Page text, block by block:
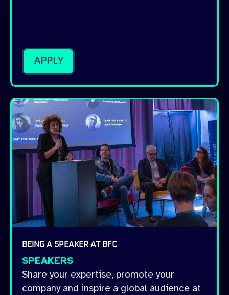
APPLY
BEING A SPEAKER AT BFC
SPEAKERS
Share your expertise, promote your
company and inspire a global audience at